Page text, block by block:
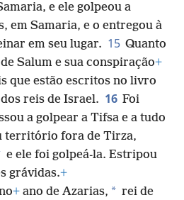
e ele golpeou a
em Samaria, e o entregou à
em seu lugar. 15 Quanto
Salum e sua conspiração+
que estão escritos no livro
reis de Israel. 16 Foi
a golpear a Tifsa e a tudo
território fora de Tirza,
e ele foi golpeá-la. Estripou
grávidas.+
+ ano de Azarias, * rei de